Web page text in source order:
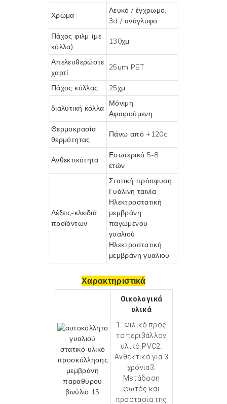
Χρώμα
Λευκό / έγχρωμο,
3d / ανάγλυφο
Πάχος φιλμ (με
κόλλα)
130χμ
Απελευθερώστε
χαρτί
25um PET
Πάχος κόλλας 25χμ
διαλυτική κόλλα
Μόνιμη,
Αφαιρούμενη
Θερμοκρασία
θερμότητας
Πάνω από +120c
Ανθεκτικότητα
Εσωτερικό 5-8
ετών
Λέξεις-κλειδιά
προϊόντων
Στατική πρόσφυση
Γυάλινη ταινία ,
Ηλεκτροστατική
μεμβράνη
παγωμένου
γυαλιού,
Ηλεκτροστατική
μεμβράνη γυαλιού
Χαρακτηριστικά
Οικολογικά
υλικά
1. Φιλικό προς
το περιβάλλον
υλικό PVC2.
Ανθεκτικό για 3
χρόνια3.
Μετάδοση
φωτός και
προστασία της